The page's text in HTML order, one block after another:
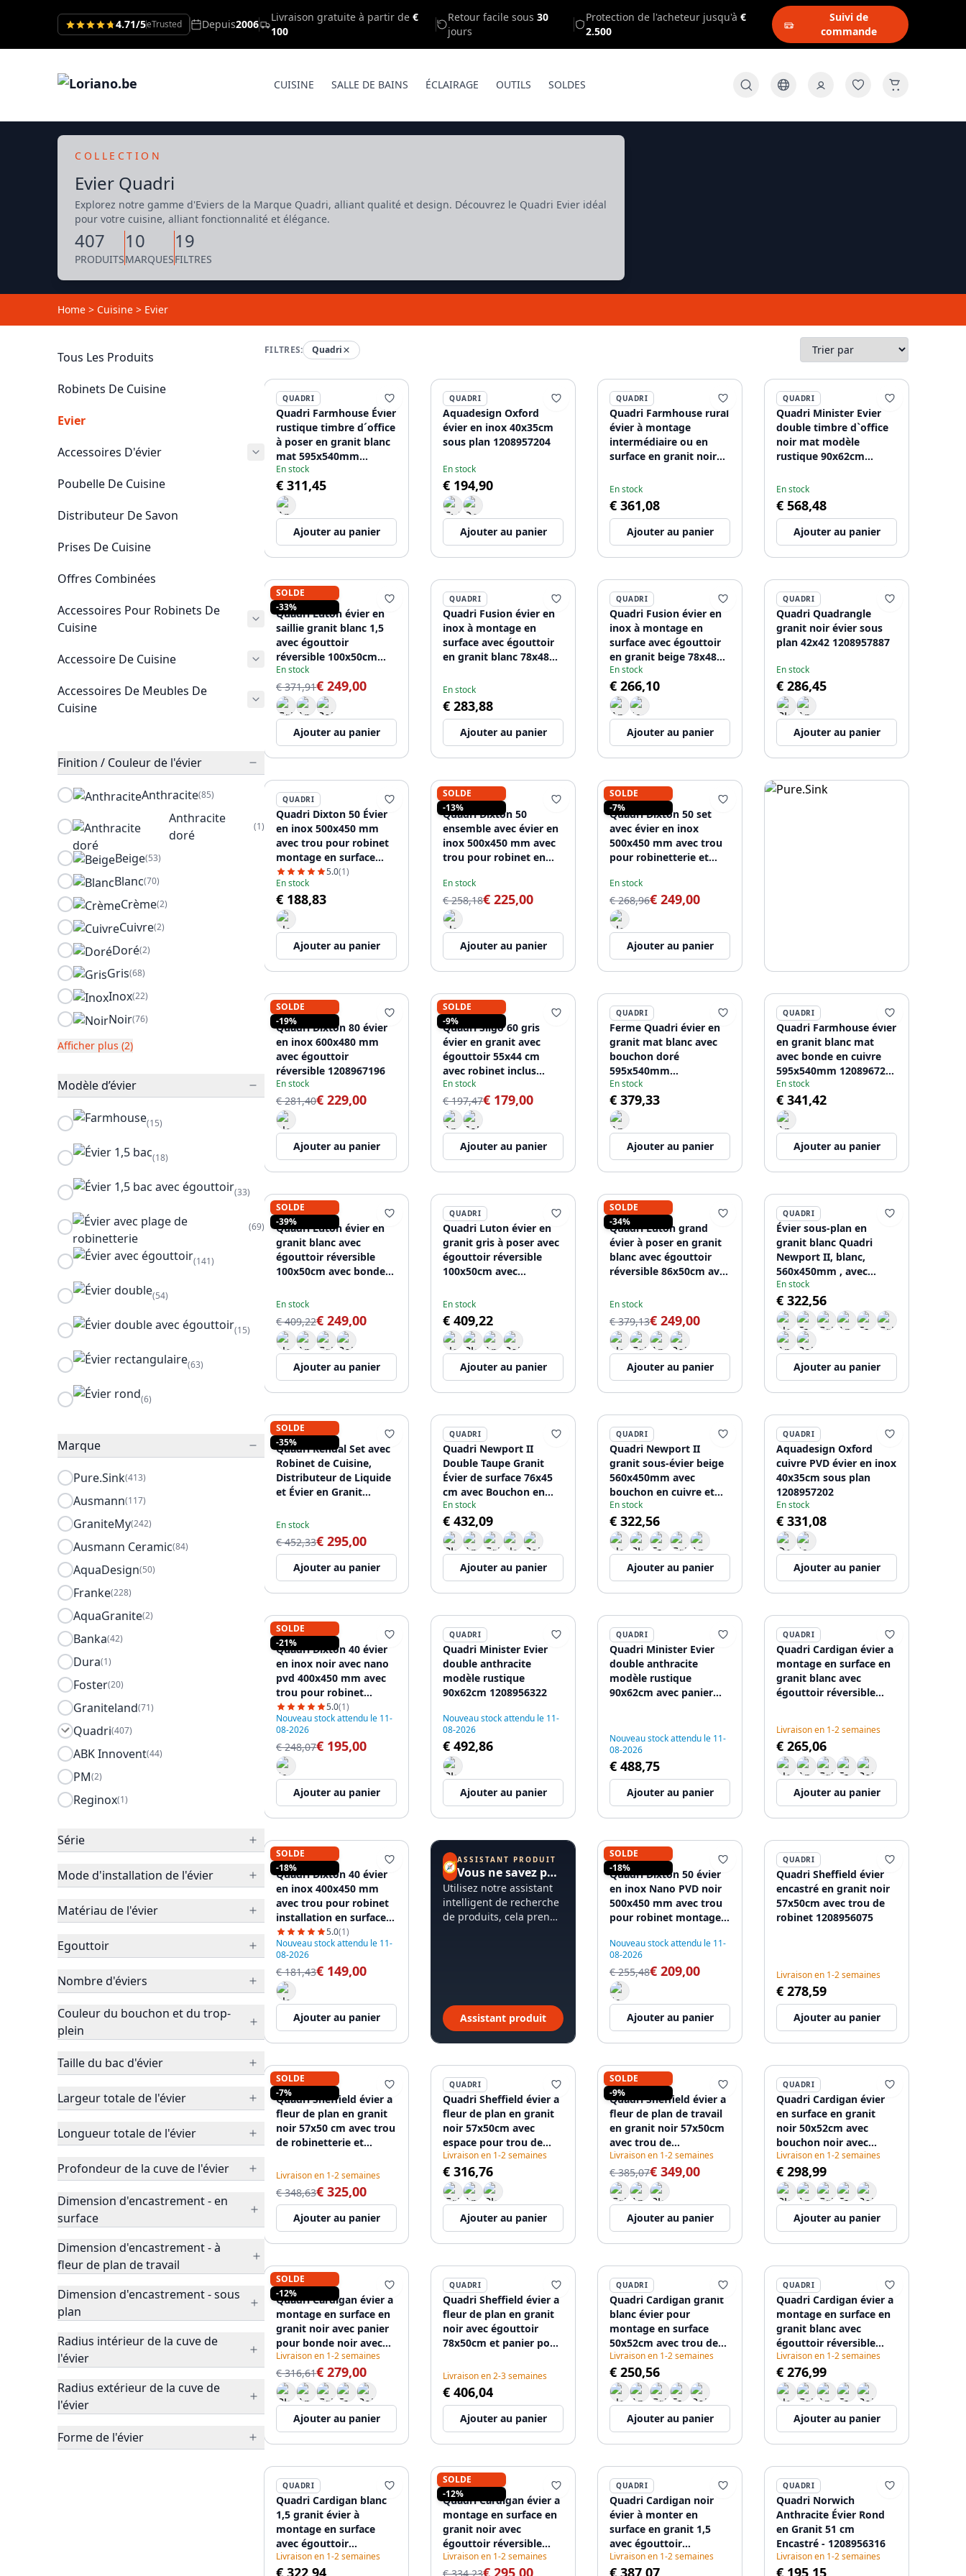
4.71/5eTrusted Depuis2006
Livraison gratuite à partir de €
100
Retour facile sous 30
jours
Protection de l'acheteur jusqu'à €
2.500
Suivi de
commande
CUISINE SALLE DE BAINS ÉCLAIRAGE OUTILS SOLDES
COLLECTION
Evier Quadri
Explorez notre gamme d'Eviers de la Marque Quadri, alliant qualité et design. Découvrez le Quadri Evier idéal
pour votre cuisine, alliant fonctionnalité et élégance.
407
PRODUITS
10
MARQUES
19
FILTRES
Home > Cuisine > Evier
Tous Les Produits
Robinets De Cuisine
Evier
Accessoires D'évier
Poubelle De Cuisine
Distributeur De Savon
Prises De Cuisine
Offres Combinées
Accessoires Pour Robinets De
Cuisine
Accessoire De Cuisine
Accessoires De Meubles De
Cuisine
Finition / Couleur de l'évier
Anthracite(85)
Anthracite
doré
(1)
Beige(53)
Blanc(70)
Crème(2)
Cuivre(2)
Doré(2)
Gris(68)
Inox(22)
Noir(76)
Afficher plus (2)
Modèle d’évier
(15)
(18)
(33)
(69)
(141)
(54)
(15)
(63)
(6)
Marque
Pure.Sink(413)
Ausmann(117)
GraniteMy(242)
Ausmann Ceramic(84)
AquaDesign(50)
Franke(228)
AquaGranite(2)
Banka(42)
Dura(1)
Foster(20)
Graniteland(71)
Quadri(407)
ABK Innovent(44)
PM(2)
Reginox(1)
Série
Mode d'installation de l'évier
Matériau de l'évier
Egouttoir
Nombre d'éviers
Couleur du bouchon et du trop-
plein
Taille du bac d'évier
Largeur totale de l'évier
Longueur totale de l'évier
Profondeur de la cuve de l'évier
Dimension d'encastrement - en
surface
Dimension d'encastrement - à
fleur de plan de travail
Dimension d'encastrement - sous
plan
Radius intérieur de la cuve de
l'évier
Radius extérieur de la cuve de
l'évier
Forme de l'évier
FILTRES: Quadri
QUADRI
Quadri Farmhouse Évier
rustique timbre d´office
à poser en granit blanc
mat 595x540mm
1208957209
En stock
€ 311,45
Ajouter au panier
QUADRI
Aquadesign Oxford
évier en inox 40x35cm
sous plan 1208957204
En stock
€ 194,90
Ajouter au panier
QUADRI
Quadri Farmhouse rural
évier à montage
intermédiaire ou en
surface en granit noir
1208957208
En stock
€ 361,08
Ajouter au panier
QUADRI
Quadri Minister Evier
double timbre d`office
noir mat modèle
rustique 90x62cm
En stock
€ 568,48
Ajouter au panier
SOLDE
-33%
QUADRI
Quadri Luton évier en
saillie granit blanc 1,5
avec égouttoir
réversible 100x50cm
avec bonde inox
1208957330
En stock
€ 371,91€ 249,00
Ajouter au panier
QUADRI
Quadri Fusion évier en
inox à montage en
surface avec égouttoir
en granit blanc 78x48
En stock
€ 283,88
Ajouter au panier
QUADRI
Quadri Fusion évier en
inox à montage en
surface avec égouttoir
en granit beige 78x48
réversible 1208957878
En stock
€ 266,10
Ajouter au panier
QUADRI
Quadri Quadrangle
granit noir évier sous
plan 42x42 1208957887
En stock
€ 286,45
Ajouter au panier
QUADRI
Quadri Dixton 50 Évier
en inox 500x450 mm
avec trou pour robinet
montage en surface
12089670815.0(1)
En stock
€ 188,83
Ajouter au panier
SOLDE
-13%
QUADRI
Quadri Dixton 50
ensemble avec évier en
inox 500x450 mm avec
trou pour robinet en
cuisine en inox
Coventry
En stock
€ 258,18€ 225,00
Ajouter au panier
SOLDE
-7%
QUADRI
Quadri Dixton 50 set
avec évier en inox
500x450 mm avec trou
pour robinetterie et
inox Bristol.
En stock
€ 268,96€ 249,00
Ajouter au panier
SOLDE
-19%
QUADRI
Quadri Dixton 80 évier
en inox 600x480 mm
avec égouttoir
réversible 1208967196
En stock
€ 281,40€ 229,00
Ajouter au panier
SOLDE
-9%
QUADRI
Quadri Sligo 60 gris
évier en granit avec
égouttoir 55x44 cm
avec robinet inclus
1208967200
En stock
€ 197,47€ 179,00
Ajouter au panier
QUADRI
Ferme Quadri évier en
granit mat blanc avec
bouchon doré
595x540mm
1208967264, montage
encastré ou en surface
En stock
€ 379,33
Ajouter au panier
QUADRI
Quadri Farmhouse évier
en granit blanc mat
avec bonde en cuivre
595x540mm 1208967265
pour installation
encastrée ou en surface
En stock
€ 341,42
Ajouter au panier
SOLDE
-39%
QUADRI
Quadri Luton évier en
granit blanc avec
égouttoir réversible
100x50cm avec bonde
En stock
€ 409,22€ 249,00
Ajouter au panier
QUADRI
Quadri Luton évier en
granit gris à poser avec
égouttoir réversible
100x50cm avec
1208967325
En stock
€ 409,22
Ajouter au panier
SOLDE
-34%
QUADRI
Quadri Luton grand
évier à poser en granit
blanc avec égouttoir
réversible 86x50cm avec
1208967329
En stock
€ 379,13€ 249,00
Ajouter au panier
QUADRI
Évier sous-plan en
granit blanc Quadri
Newport II, blanc,
560x450mm , avec
bouchon doré
1208967451
En stock
€ 322,56
Ajouter au panier
SOLDE
-35%
QUADRI
Quadri Kendal Set avec
Robinet de Cuisine,
Distributeur de Liquide
et Évier en Granit
cm avec Égouttoir et
Bonde Dorée et Trop-
Plein - 1208967843
En stock
€ 452,33€ 295,00
Ajouter au panier
QUADRI
Quadri Newport II
Double Taupe Granit
Évier de surface 76x45
cm avec Bouchon en
cuivre 1208971362
En stock
€ 432,09
Ajouter au panier
QUADRI
Quadri Newport II
granit sous-évier beige
560x450mm avec
bouchon en cuivre et
chapeau de décharge
1208971764
En stock
€ 322,56
Ajouter au panier
QUADRI
Aquadesign Oxford
cuivre PVD évier en inox
40x35cm sous plan
1208957202
En stock
€ 331,08
Ajouter au panier
SOLDE
-21%
QUADRI
Quadri Dixton 40 évier
en inox noir avec nano
pvd 400x450 mm avec
trou pour robinet
montage en surface
1208967080
5.0(1)
Nouveau stock attendu le 11-
08-2026
€ 248,07€ 195,00
Ajouter au panier
QUADRI
Quadri Minister Evier
double anthracite
modèle rustique
90x62cm 1208956322
Nouveau stock attendu le 11-
08-2026
€ 492,86
Ajouter au panier
QUADRI
Quadri Minister Evier
double anthracite
modèle rustique
90x62cm avec panier
Nouveau stock attendu le 11-
08-2026
€ 488,75
Ajouter au panier
QUADRI
Quadri Cardigan évier à
montage en surface en
granit blanc avec
égouttoir réversible
Livraison en 1-2 semaines
€ 265,06
Ajouter au panier
SOLDE
-18%
QUADRI
Quadri Dixton 40 évier
en inox 400x450 mm
avec trou pour robinet
installation en surface
12089670795.0(1)
Nouveau stock attendu le 11-
08-2026
€ 181,43€ 149,00
Ajouter au panier
🧭ASSISTANT PRODUIT
Vous ne savez pas par où commencer ?
Utilisez notre assistant
intelligent de recherche
de produits, cela prend
Assistant produit
SOLDE
-18%
QUADRI
Quadri Dixton 50 évier
en inox Nano PVD noir
500x450 mm avec trou
pour robinet montage
Nouveau stock attendu le 11-
08-2026
€ 255,48€ 209,00
Ajouter au panier
QUADRI
Quadri Sheffield évier
encastré en granit noir
57x50cm avec trou de
robinet 1208956075
Livraison en 1-2 semaines
€ 278,59
Ajouter au panier
SOLDE
-7%
QUADRI
Quadri Sheffield évier à
fleur de plan en granit
noir 57x50 cm avec trou
de robinetterie et
1208956076
Livraison en 1-2 semaines
€ 348,63€ 325,00
Ajouter au panier
QUADRI
Quadri Sheffield évier à
fleur de plan en granit
noir 57x50cm avec
espace pour trou de
robinet et bouchon en
cuivre 1208956115
Livraison en 1-2 semaines
€ 316,76
Ajouter au panier
SOLDE
-9%
QUADRI
Quadri Sheffield évier à
fleur de plan de travail
en granit noir 57x50cm
avec trou de
robinetterie et panier
pour bonde doré
1208956116
Livraison en 1-2 semaines
€ 385,07€ 349,00
Ajouter au panier
QUADRI
Quadri Cardigan évier
en surface en granit
noir 50x52cm avec
bouchon noir avec
surface pour trou de
robinetterie 1208956162
Livraison en 1-2 semaines
€ 298,99
Ajouter au panier
SOLDE
-12%
QUADRI
Quadri Cardigan évier à
montage en surface en
granit noir avec panier
pour bonde noir avec
égouttoir réversible
62x50cm 1208956163
Livraison en 1-2 semaines
€ 316,61€ 279,00
Ajouter au panier
QUADRI
Quadri Sheffield évier à
fleur de plan en granit
noir avec égouttoir
78x50cm et panier pour
Livraison en 2-3 semaines
€ 406,04
Ajouter au panier
QUADRI
Quadri Cardigan granit
blanc évier pour
montage en surface
50x52cm avec trou de
robinetterie 1208956306
Livraison en 1-2 semaines
€ 250,56
Ajouter au panier
QUADRI
Quadri Cardigan évier à
montage en surface en
granit blanc avec
égouttoir réversible
78x50cm 1208956310
Livraison en 1-2 semaines
€ 276,99
Ajouter au panier
QUADRI
Quadri Cardigan blanc
1,5 granit évier à
montage en surface
avec égouttoir
réversible 78x50cm
1208956312
Livraison en 1-2 semaines
€ 322,94
SOLDE
-12%
QUADRI
Quadri Cardigan évier à
montage en surface en
granit noir avec
égouttoir réversible
78x50cm avec panier
pour bonde noir
Livraison en 1-2 semaines
€ 295,00
QUADRI
Quadri Cardigan noir
évier à monter en
surface en granit 1,5
avec égouttoir
réversible 78x50cm avec
panier pour bonde noir
Livraison en 1-2 semaines
€ 387,07
QUADRI
Quadri Norwich
Anthracite Évier Rond
en Granit 51 cm
Encastré - 1208956316
Livraison en 1-2 semaines
€ 195,15